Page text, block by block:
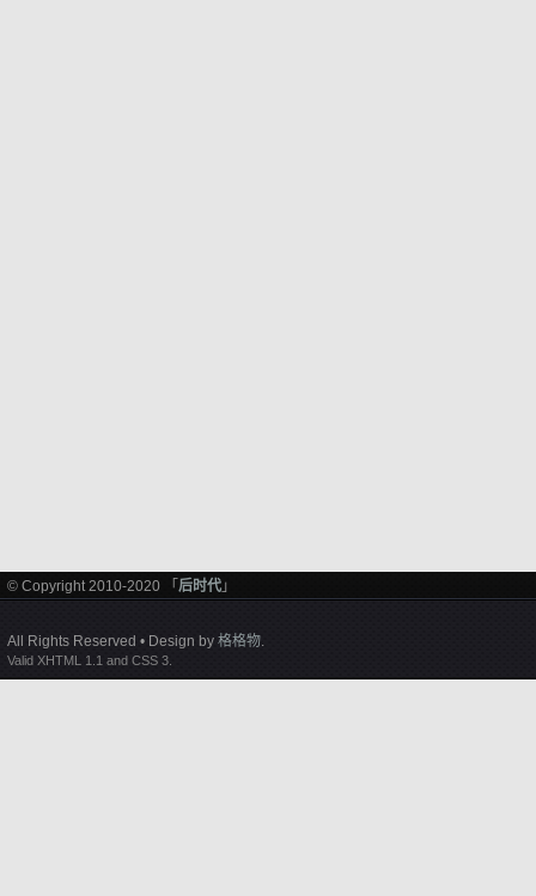
© Copyright 2010-2020 「 后时代 」
All Rights Reserved • Design by 格格物.
Valid XHTML 1.1 and CSS 3.